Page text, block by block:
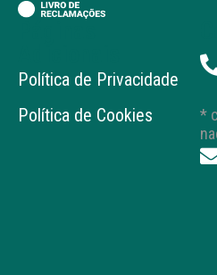
Política de Privacidade
Política de Cookies
*